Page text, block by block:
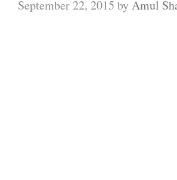
September 22, 2015 byAmul